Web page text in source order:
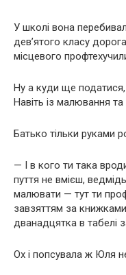
У школі вона
дев’ятого класу
місцевого
Ну а куди ще податися,
Навіть із малювання
Батько тільки руками
— І в кого ти така
пуття не вмієш,
малювати — тут ти
завзяттям за
дванадцятка в табелі
Ох і попсувала ж Юля